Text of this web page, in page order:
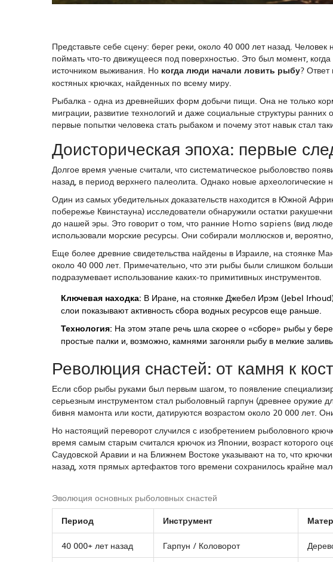
Представьте себе сцену: берег реки, около 40 000 лет назад.
поймать что-то движущееся под поверхностью. Это был момент,
источником выживания. Но когда люди начали ловить рыбу? Ответ
костяных крючках, найденных по всему миру.
Рыбалка - одна из древнейших форм добычи пищи. Она не только
миграции, развитие технологий и даже социальные структуры
первые попытки человека стать рыбаком и почему этот навык стал
Доисторическая эпоха: первые
Долгое время ученые считали, что систематическое рыболовство
назад, в период верхнего палеолита. Однако новые археологические
Один из самых убедительных доказательств находится в Южной
побережье Квинстауна) исследователи обнаружили остатки
до нашей эры. Это говорит о том, что ранние Homo sapiens (вид
использовали морские ресурсы. Они собирали моллюсков и,
Еще более древние свидетельства найдены в Израиле, на стоянке
около 40 000 лет. Примечательно, что эти рыбы были слишком
подразумевает использование каких-то примитивных инструментов.
Ключевая находка: В Иране, на стоянке Джебел Ирэм (Jebel
слои показывают активность сбора водных ресурсов еще раньше.
Технология: На этом этапе речь шла скорее о «сборе» рыбы у
простые палки и, возможно, камнями загоняли рыбу в мелкие
Революция снастей: от камня к
Если сбор рыбы руками был первым шагом, то появление
серьезным инструментом стал рыболовный гарпун (древнее оружие
бивня мамонта или кости, датируются возрастом около 20 000 лет.
Но настоящий переворот случился с изобретением рыболовного
время самым старым считался крючок из Японии, возраст которого
Саудовской Аравии и на Ближнем Востоке указывают на то, что
назад, хотя прямых артефактов того времени сохранилось крайне
Эволюция основных рыболовных снастей
Период Инструмент
40 000+ лет назад Гарпун / Коловорот